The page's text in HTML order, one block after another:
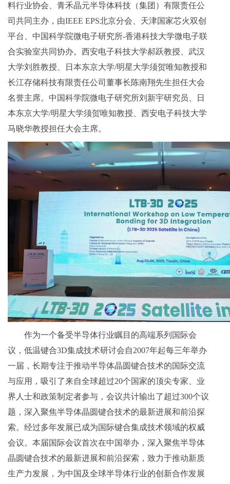
料行业协会、青禾晶元半导体科技（集团）有限责任公
司共同主办，由IEEE EPS北京分会、天津国家芯火双创
平台、中国科学院微电子研究所-香港科技大学微电子联
合实验室共同协办。西安电子科技大学郝跃教授、武汉
大学刘胜教授、日本东京大学/明星大学须贺唯知教授和
长江存储科技有限责任公司董事长陈南翔先生担任大会
名誉主席。中国科学院微电子研究所刘新宇研究员、日
本东京大学/明星大学须贺唯知教授、西安电子科技大学
马晓华教授担任大会主席。
作为一个备受半导体行业瞩目的高端系列国际会
议，低温键合3D集成技术研讨会自2007年起每三年举办
一届，长期专注于推动半导体晶圆键合技术的国际交流
与应用，吸引了来自全球超过20个国家的顶尖专家、业
界人士和政策制定者参与，会议共计输出了超过300个议
题，深入聚焦半导体晶圆键合技术的最新进展和前沿探
索。经过多年发展已成为国际键合集成技术领域的权威
会议。本届国际会议首次在中国举办，深入聚焦半导体
晶圆键合技术的最新进展和前沿探索，致力于推动新质
生产力发展，为中国及全球半导体行业的创新合作发展